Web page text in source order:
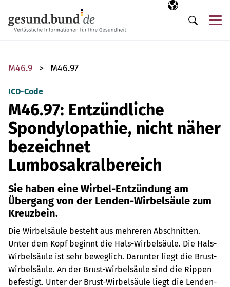
Ausgewählte
DE
Suche
M46.9 M46.97
ICD-Code
M46.97: Entzündliche
Spondylopathie, nicht näher
bezeichnet
Lumbosakralbereich
Sie haben eine Wirbel-Entzündung am
Übergang von der Lenden-Wirbelsäule zum
Kreuzbein.
Die Wirbelsäule besteht aus mehreren Abschnitten.
Unter dem Kopf beginnt die Hals-Wirbelsäule. Die Hals-
Wirbelsäule ist sehr beweglich. Darunter liegt die Brust-
Wirbelsäule. An der Brust-Wirbelsäule sind die Rippen
befestigt. Unter der Brust-Wirbelsäule liegt die Lenden-